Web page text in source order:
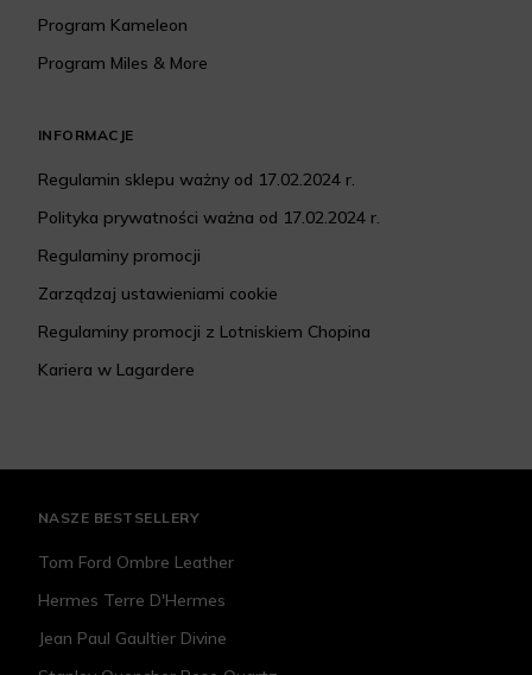
Program Kameleon
Program Miles & More
INFORMACJE
Regulamin sklepu ważny od 17.02.2024 r.
Polityka prywatności ważna od 17.02.2024 r.
Regulaminy promocji
Zarządzaj ustawieniami cookie
Regulaminy promocji z Lotniskiem Chopina
Kariera w Lagardere
NASZE BESTSELLERY
Tom Ford Ombre Leather
Hermes Terre D'Hermes
Jean Paul Gaultier Divine